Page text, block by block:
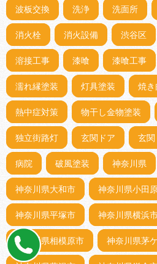
波板交換 洗浄 洗面所
消火栓 消火設備 渋谷区
溶接工事 漆喰 漆喰工事
濡れ縁塗装 灯具塗装 焼き
熱中症対策 物干し金物塗装
独立街路灯 玄関ドア 玄関
病院 破風塗装 神奈川県
神奈川県大和市 神奈川県小田
神奈川県平塚市 神奈川県横浜
神奈川県相模原市 神奈川県茅